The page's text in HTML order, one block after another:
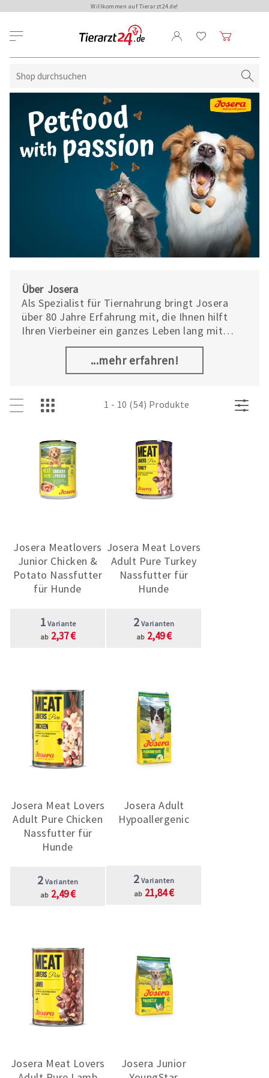
Willkommen auf Tierarzt24.de!
Über Josera
Als Spezialist für Tiernahrung bringt Josera
über 80 Jahre Erfahrung mit, die Ihnen hilft
Ihren Vierbeiner ein ganzes Leben lang mit
bedarfsgerechtem Futter zu versorgen: Vom
Welpen und Kitten bis hin zum Senior und vom
gemütlichen Genießer bis zum Sportler. Beste
moderne, klimaneutrale Produktion sowie
kontinuierliche Qualitätskontrollen im eigenen
Ansprüche – und im Napf für Akzeptanz und
Verträglichkeit.
...mehr erfahren!
1 - 10 (54) Produkte
Josera Meatlovers
Junior Chicken &
Potato Nassfutter
für Hunde
1 Variante
ab 2,37 €
Josera Meat Lovers
Adult Pure Turkey
Nassfutter für
Hunde
2 Varianten
ab 2,49 €
Josera Meat Lovers
Adult Pure Chicken
Nassfutter für
Hunde
2 Varianten
ab 2,49 €
Josera Adult
Hypoallergenic
2 Varianten
ab 21,84 €
Josera Meat Lovers
Josera Junior